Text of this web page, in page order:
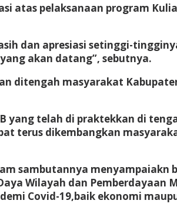
atas pelaksanaan program
dan apresiasi setinggi-
akan datang”, sebutnya.
ditengah masyarakat
yang telah di praktekkan di
terus dikembangkan
sambutannya menyampaiakn
Wilayah dan Pemberdayaan
Covid-19,baik ekonomi